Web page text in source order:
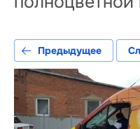
Предыдущее